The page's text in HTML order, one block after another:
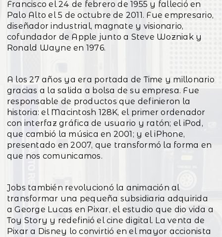
Francisco el 24 de febrero de 1955 y falleció en
Palo Alto el 5 de octubre de 2011. Fue empresario,
diseñador industrial, magnate y visionario,
cofundador de Apple junto a Steve Wozniak y
Ronald Wayne en 1976.
A los 27 años ya era portada de Time y millonario
gracias a la salida a bolsa de su empresa. Fue
responsable de productos que definieron la
historia: el Macintosh 128K, el primer ordenador
con interfaz gráfica de usuario y ratón; el iPod,
que cambió la música en 2001; y el iPhone,
presentado en 2007, que transformó la forma en
que nos comunicamos.
Jobs también revolucionó la animación al
transformar una pequeña subsidiaria adquirida
a George Lucas en Pixar, el estudio que dio vida a
Toy Story y redefinió el cine digital. La venta de
Pixar a Disney lo convirtió en el mayor accionista